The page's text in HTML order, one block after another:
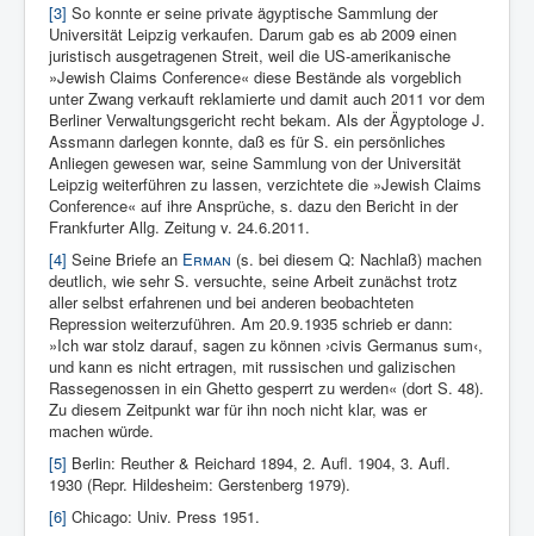
[3] So konnte er seine private ägyptische Sammlung der
Universität Leipzig verkaufen. Darum gab es ab 2009 einen
juristisch ausgetragenen Streit, weil die US-amerikanische
»Jewish Claims Conference« diese Bestände als vorgeblich
unter Zwang verkauft reklamierte und damit auch 2011 vor dem
Berliner Verwaltungsgericht recht bekam. Als der Ägyptologe J.
Assmann darlegen konnte, daß es für S. ein persönliches
Anliegen gewesen war, seine Sammlung von der Universität
Leipzig weiterführen zu lassen, verzichtete die »Jewish Claims
Conference« auf ihre Ansprüche, s. dazu den Bericht in der
Frankfurter Allg. Zeitung v. 24.6.2011.
[4] Seine Briefe an Erman (s. bei diesem Q: Nachlaß) machen
deutlich, wie sehr S. versuchte, seine Arbeit zunächst trotz
aller selbst erfahrenen und bei anderen beobachteten
Repression weiterzuführen. Am 20.9.1935 schrieb er dann:
»Ich war stolz darauf, sagen zu können ›civis Germanus sum‹,
und kann es nicht ertragen, mit russischen und galizischen
Rassegenossen in ein Ghetto gesperrt zu werden« (dort S. 48).
Zu diesem Zeitpunkt war für ihn noch nicht klar, was er
machen würde.
[5] Berlin: Reuther & Reichard 1894, 2. Aufl. 1904, 3. Aufl.
1930 (Repr. Hildesheim: Gerstenberg 1979).
[6] Chicago: Univ. Press 1951.